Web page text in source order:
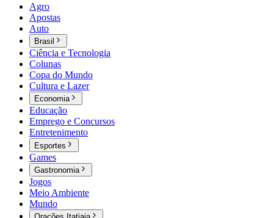
Agro
Apostas
Auto
Brasil
Ciência e Tecnologia
Colunas
Copa do Mundo
Cultura e Lazer
Economia
Educação
Emprego e Concursos
Entretenimento
Esportes
Games
Gastronomia
Jogos
Meio Ambiente
Mundo